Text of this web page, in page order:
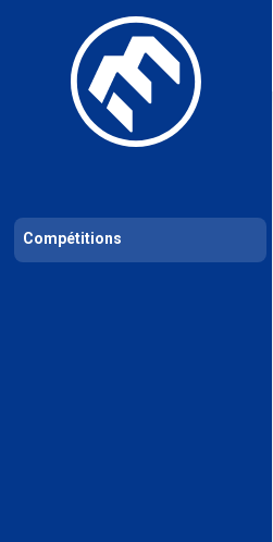
Les compétitions Calendrier de
Compétitions